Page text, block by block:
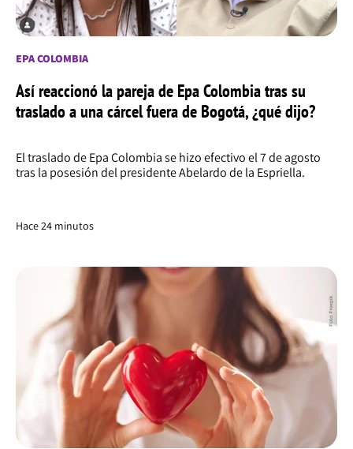
EPA COLOMBIA
Así reaccionó la pareja de Epa Colombia tras su
traslado a una cárcel fuera de Bogotá, ¿qué dijo?
El traslado de Epa Colombia se hizo efectivo el 7 de agosto
tras la posesión del presidente Abelardo de la Espriella.
Hace 24 minutos